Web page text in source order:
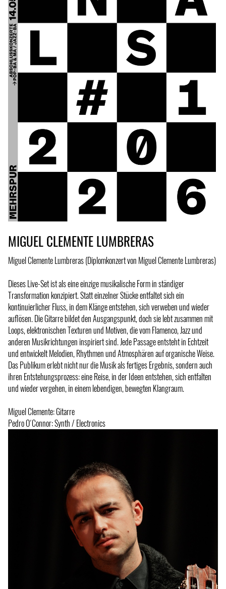
MIGUEL CLEMENTE LUMBRERAS
Miguel Clemente Lumbreras (Diplomkonzert von Miguel Clemente Lumbreras)
Dieses Live-Set ist als eine einzige musikalische Form in ständiger
Transformation konzipiert. Statt einzelner Stücke entfaltet sich ein
kontinuierlicher Fluss, in dem Klänge entstehen, sich verweben und wieder
auflösen. Die Gitarre bildet den Ausgangspunkt, doch sie lebt zusammen mit
Loops, elektronischen Texturen und Motiven, die vom Flamenco, Jazz und
anderen Musikrichtungen inspiriert sind. Jede Passage entsteht in Echtzeit
und entwickelt Melodien, Rhythmen und Atmosphären auf organische Weise.
Das Publikum erlebt nicht nur die Musik als fertiges Ergebnis, sondern auch
ihren Entstehungsprozess: eine Reise, in der Ideen entstehen, sich entfalten
und wieder vergehen, in einem lebendigen, bewegten Klangraum.
Miguel Clemente: Gitarre
Pedro O´Connor: Synth / Electronics